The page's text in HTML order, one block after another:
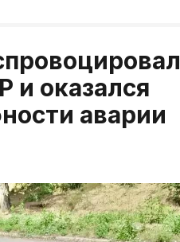
и оказался
аварии